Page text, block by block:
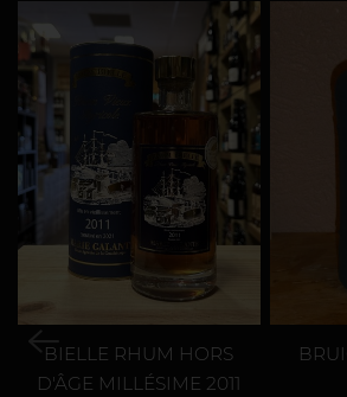
BIELLE RHUM HORS
D'ÂGE MILLÉSIME 2011